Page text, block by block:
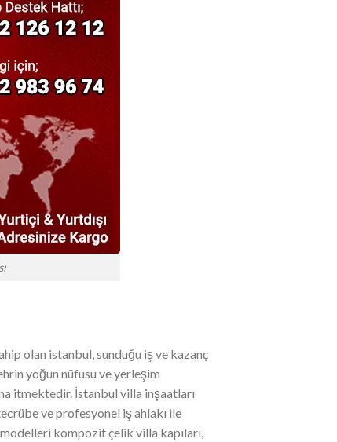
olan istanbul, sunduğu iş ve kazanç
yoğun nüfusu ve yerleşim
itmektedir. İstanbul villa inşaatları
ve profesyonel iş ahlakı ile
modelleri kompozit çelik villa kapıları,